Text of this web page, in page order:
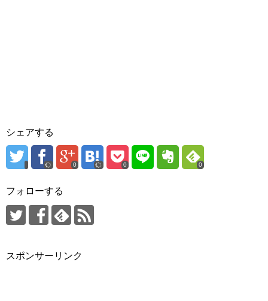
シェアする
0 0 0
フォローする
スポンサーリンク